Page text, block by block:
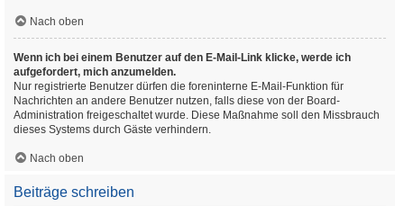
Nach oben
Wenn ich bei einem Benutzer auf den E-Mail-Link klicke, werde ich
aufgefordert, mich anzumelden.
Nur registrierte Benutzer dürfen die foreninterne E-Mail-Funktion für
Nachrichten an andere Benutzer nutzen, falls diese von der Board-
Administration freigeschaltet wurde. Diese Maßnahme soll den Missbrauch
dieses Systems durch Gäste verhindern.
Nach oben
Beiträge schreiben